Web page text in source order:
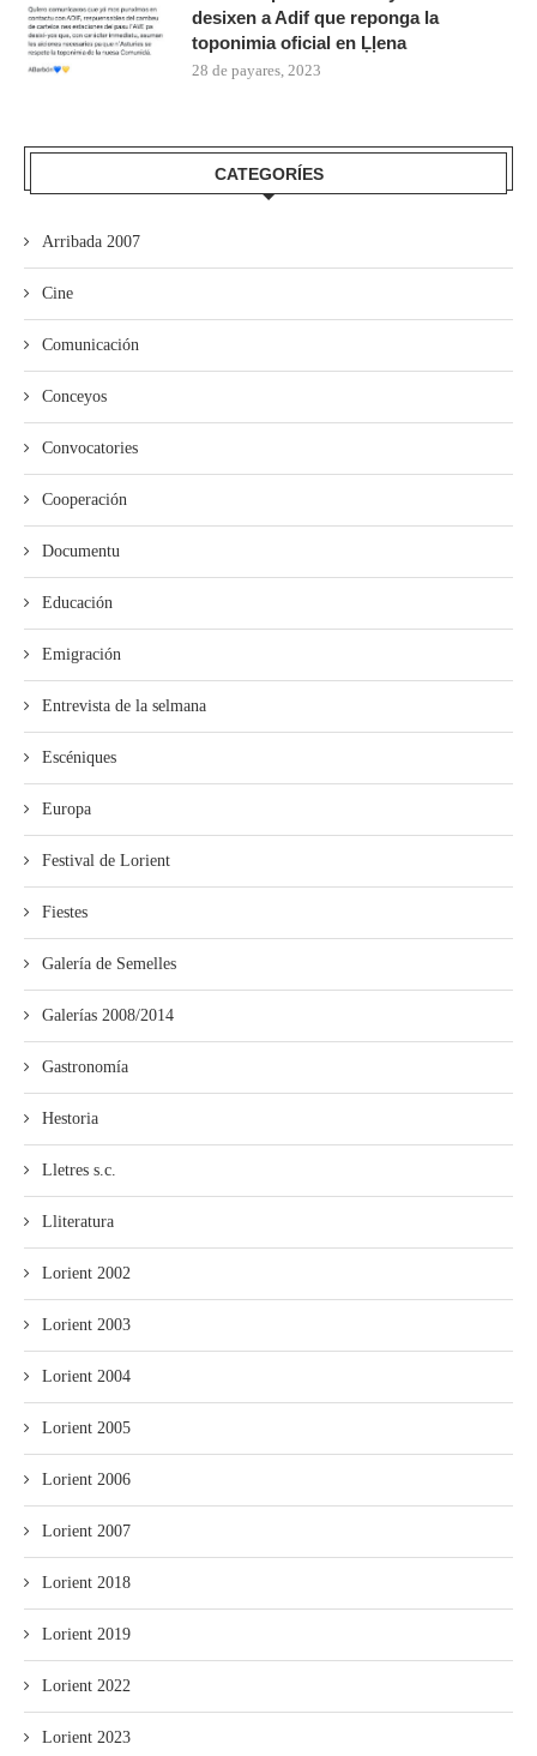
desixen a Adif que reponga la
toponimia oficial en Ḷḷena
28 de payares, 2023
CATEGORÍES
Arribada 2007
Cine
Comunicación
Conceyos
Convocatories
Cooperación
Documentu
Educación
Emigración
Entrevista de la selmana
Escéniques
Europa
Festival de Lorient
Fiestes
Galería de Semelles
Galerías 2008/2014
Gastronomía
Hestoria
Lletres s.c.
Lliteratura
Lorient 2002
Lorient 2003
Lorient 2004
Lorient 2005
Lorient 2006
Lorient 2007
Lorient 2018
Lorient 2019
Lorient 2022
Lorient 2023